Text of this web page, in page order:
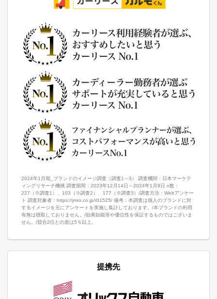
2024年1月期_ブランドのイメージ調査（調査1～3） 調査機関：日本マーケテ
ィングリサーチ機構 調査期間：2023年12月14日～2024年1月9日 n数：
227（※調査1）、103（※調査2）、177（※調査3）/調査方法：Webアンケー
ト 調査対象者：https://jmro.co.jp/r01525/ 備考：本調査は個人のブランドに対
するイメージを元にアンケートを実施し集計しております。/本ブランドの利用
有無は聴取しておりません。/効果効能等や優位性を保証するものではございま
せん。/競合2位との差は5％以上。
提携先